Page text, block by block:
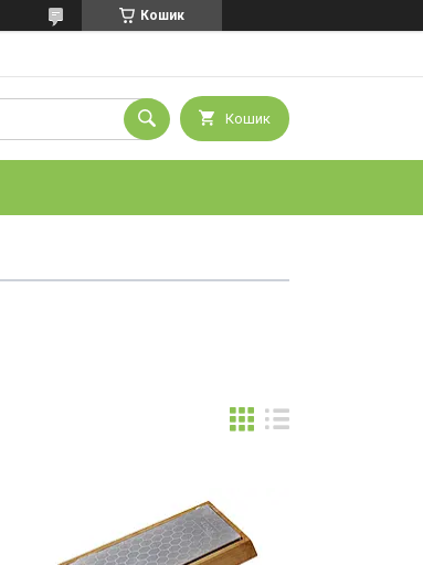
Кошик
Кошик